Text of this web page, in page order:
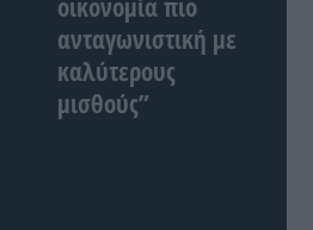
οικονομία πιο
ανταγωνιστική με
καλύτερους
μισθούς”